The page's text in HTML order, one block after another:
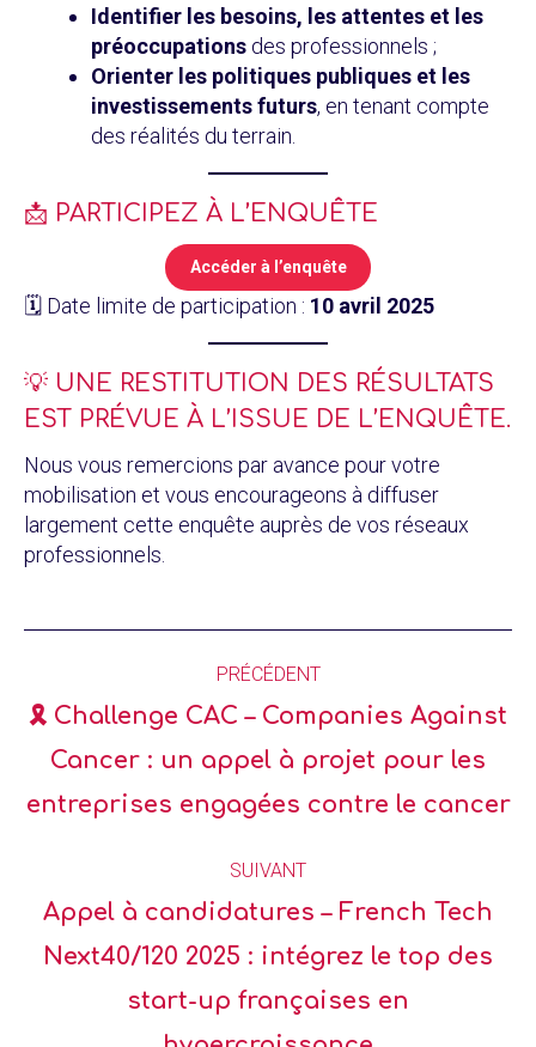
Identifier les besoins, les attentes et les
préoccupations des professionnels ;
Orienter les politiques publiques et les
investissements futurs, en tenant compte
des réalités du terrain.
📩 PARTICIPEZ À L’ENQUÊTE
Accéder à l’enquête
🗓️ Date limite de participation : 10 avril 2025
💡 UNE RESTITUTION DES RÉSULTATS
EST PRÉVUE À L’ISSUE DE L’ENQUÊTE.
Nous vous remercions par avance pour votre
mobilisation et vous encourageons à diffuser
largement cette enquête auprès de vos réseaux
professionnels.
PRÉCÉDENT
🎗️ Challenge CAC – Companies Against
Cancer : un appel à projet pour les
entreprises engagées contre le cancer
SUIVANT
Appel à candidatures – French Tech
Next40/120 2025 : intégrez le top des
start-up françaises en